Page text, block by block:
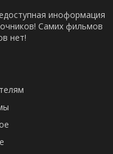
иноформация
Самих фильмов
нет!